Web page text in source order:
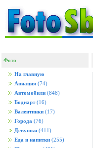
Фото
На главную
Авиация (74)
Автомобили (848)
Бодиарт (16)
Валентинки (17)
Города (76)
Девушки (411)
Еда и напитки (255)